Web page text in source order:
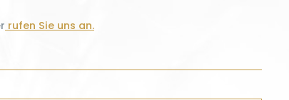
rufen Sie uns an.